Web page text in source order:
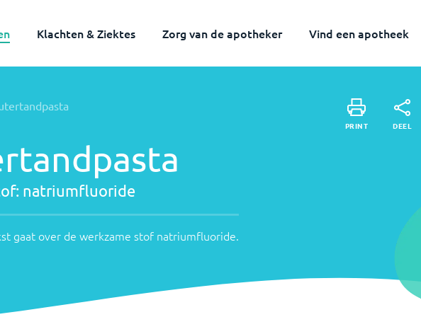
Klachten & Ziektes Zorg van de apotheker Vind een apotheek
.
natriumfluoride
gaat over de werkzame stof natriumfluoride.
PRINT DEEL